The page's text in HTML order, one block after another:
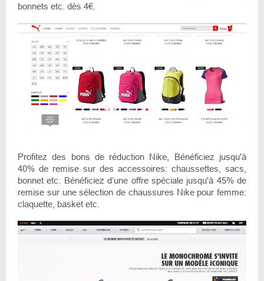
bonnets etc. dès 4€.
Profitez des bons de réduction Nike, Bénéficiez jusqu'à
40% de remise sur des accessoires: chaussettes, sacs,
bonnet etc. Bénéficiez d’une offre spéciale jusqu'à 45% de
remise sur une sélection de chaussures Nike pour femme:
claquette, basket etc.